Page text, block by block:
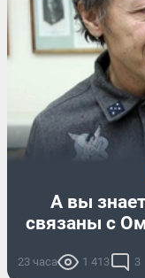
А вы
связаны с
23 часа 1 413 3